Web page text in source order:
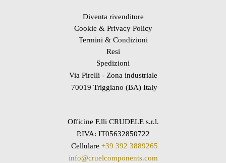
Diventa rivenditore
Cookie & Privacy Policy
Termini & Condizioni
Resi
Spedizioni
Via Pirelli - Zona industriale
70019 Triggiano (BA) Italy
Officine F.lli CRUDELE s.r.l.
P.IVA: IT05632850722
Cellulare +39 392 3889265
info@cruelcomponents.com